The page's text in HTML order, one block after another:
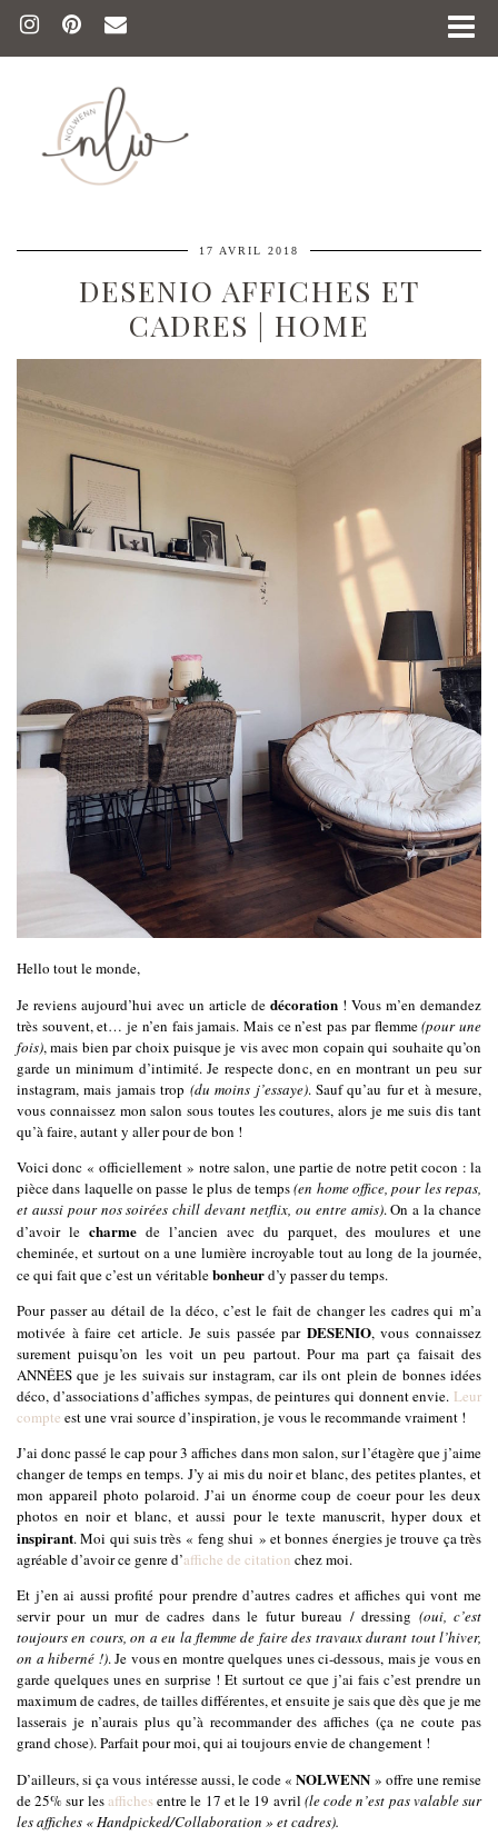
17 AVRIL 2018
DESENIO AFFICHES ET
CADRES | HOME
Hello tout le monde,
Je reviens aujourd’hui avec un article de décoration ! Vous m’en demandez
très souvent, et… je n’en fais jamais. Mais ce n’est pas par flemme(pour une
fois), mais bien par choix puisque je vis avec mon copain qui souhaite qu’on
garde un minimum d’intimité. Je respecte donc, en en montrant un peu sur
instagram, mais jamais trop (du moins j’essaye). Sauf qu’au fur et à mesure,
vous connaissez mon salon sous toutes les coutures, alors je me suis dis tant
qu’à faire, autant y aller pour de bon !
Voici donc « officiellement » notre salon, une partie de notre petit cocon : la
pièce dans laquelle on passe le plus de temps(en home office, pour les repas,
et aussi pour nos soirées chill devant netflix, ou entre amis). On a la chance
d’avoir le charme de l’ancien avec du parquet, des moulures et une
cheminée, et surtout on a une lumière incroyable tout au long de la journée,
ce qui fait que c’est un véritablebonheurd’y passer du temps.
Pour passer au détail de la déco, c’est le fait de changer les cadres qui m’a
motivée à faire cet article. Je suis passée par DESENIO, vous connaissez
surement puisqu’on les voit un peu partout. Pour ma part ça faisait des
ANNÉES que je les suivais sur instagram, car ils ont plein de bonnes idées
déco, d’associations d’affiches sympas, de peintures qui donnent envie. Leur
compte est une vrai source d’inspiration, je vous le recommande vraiment !
J’ai donc passé le cap pour 3 affiches dans mon salon, sur l’étagère que j’aime
changer de temps en temps. J’y ai mis du noir et blanc, des petites plantes, et
mon appareil photo polaroid. J’ai un énorme coup de coeur pour les deux
photos en noir et blanc, et aussi pour le texte manuscrit, hyper doux et
inspirant. Moi qui suis très « feng shui » et bonnes énergies je trouve ça très
agréable d’avoir ce genre d’affiche de citation chez moi.
Et j’en ai aussi profité pour prendre d’autres cadres et affiches qui vont me
servir pour un mur de cadres dans le futur bureau / dressing (oui, c’est
toujours en cours, on a eu la flemme de faire des travaux durant tout l’hiver,
on a hiberné !). Je vous en montre quelques unes ci-dessous, mais je vous en
garde quelques unes en surprise ! Et surtout ce que j’ai fais c’est prendre un
maximum de cadres, de tailles différentes, et ensuite je sais que dès que je me
lasserais je n’aurais plus qu’à recommander des affiches (ça ne coute pas
grand chose). Parfait pour moi, qui ai toujours envie de changement !
D’ailleurs, si ça vous intéresse aussi, le code «NOLWENN » offre une remise
de 25% sur lesaffichesentre le 17 et le 19 avril (le code n’est pas valable sur
les affiches « Handpicked/Collaboration » et cadres).